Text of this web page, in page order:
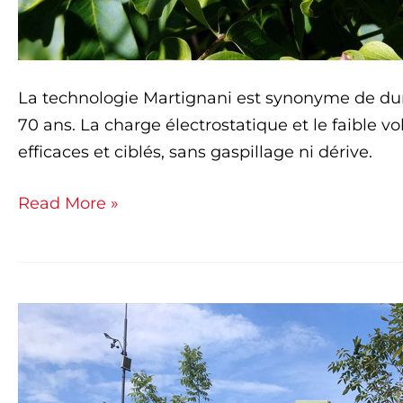
La technologie Martignani est synonyme de
70 ans. La charge électrostatique et le faible
efficaces et ciblés, sans gaspillage ni dérive.
Read More »
Martignani
les
traitements